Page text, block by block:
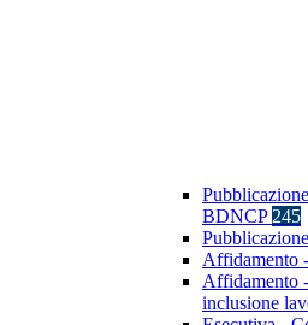
BDNCP 245
Affidamento
Affidamento
inclusione